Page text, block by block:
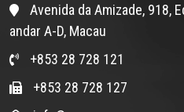
Avenida da Amizade, 918,
andar A-D, Macau
+853 28 728 121
+853 28 728 127